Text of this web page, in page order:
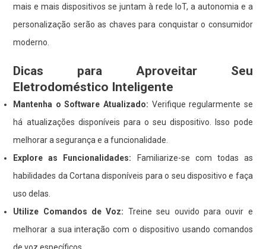
mais e mais dispositivos se juntam à rede IoT, a autonomia e a
personalização serão as chaves para conquistar o consumidor
moderno.
Dicas para Aproveitar Seu
Eletrodoméstico Inteligente
Mantenha o Software Atualizado: Verifique regularmente se
há atualizações disponíveis para o seu dispositivo. Isso pode
melhorar a segurança e a funcionalidade.
Explore as Funcionalidades: Familiarize-se com todas as
habilidades da Cortana disponíveis para o seu dispositivo e faça
uso delas.
Utilize Comandos de Voz: Treine seu ouvido para ouvir e
melhorar a sua interação com o dispositivo usando comandos